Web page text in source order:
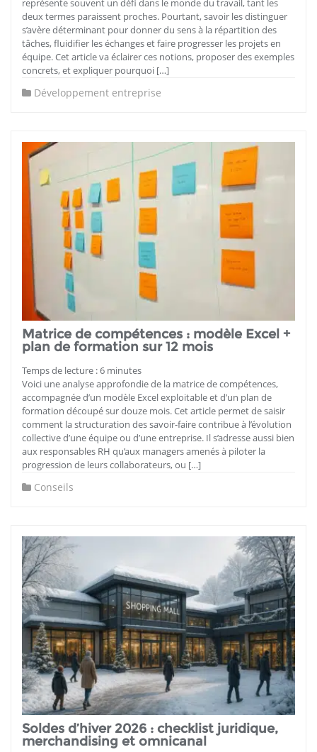
représente souvent un défi dans le monde du travail, tant les
deux termes paraissent proches. Pourtant, savoir les distinguer
s’avère déterminant pour donner du sens à la répartition des
tâches, fluidifier les échanges et faire progresser les projets en
équipe. Cet article va éclairer ces notions, proposer des exemples
concrets, et expliquer pourquoi […]
Développement entreprise
Matrice de compétences : modèle Excel +
plan de formation sur 12 mois
Temps de lecture :6 minutes
Voici une analyse approfondie de la matrice de compétences,
accompagnée d’un modèle Excel exploitable et d’un plan de
formation découpé sur douze mois. Cet article permet de saisir
comment la structuration des savoir-faire contribue à l’évolution
collective d’une équipe ou d’une entreprise. Il s’adresse aussi bien
aux responsables RH qu’aux managers amenés à piloter la
progression de leurs collaborateurs, ou […]
Conseils
Soldes d’hiver 2026 : checklist juridique,
merchandising et omnicanal